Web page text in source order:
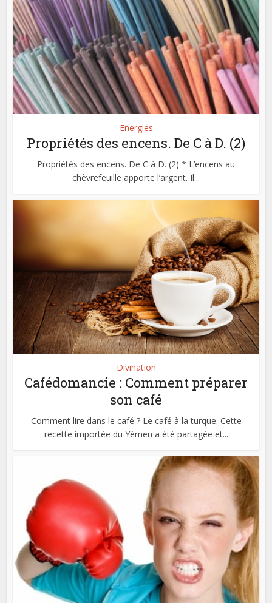
Energies
Propriétés des encens. De C à D. (2)
Propriétés des encens. De C à D. (2) * L’encens au
chèvrefeuille apporte l’argent. Il...
Divination
Cafédomancie : Comment préparer
son café
Comment lire dans le café ? Le café à la turque. Cette
recette importée du Yémen a été partagée et...